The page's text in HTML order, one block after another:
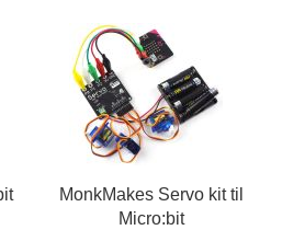
MonkMakes Servo kit til
Micro:bit